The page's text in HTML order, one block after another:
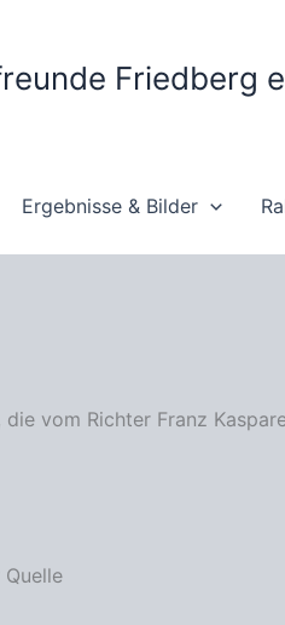
Friedberg
Ergebnisse & Bilder
vom Richter Franz